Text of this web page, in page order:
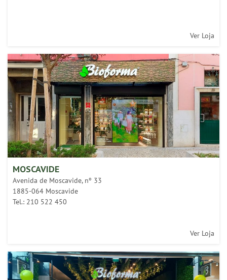
Ver Loja
MOSCAVIDE
Avenida de Moscavide, nº 33
1885-064 Moscavide
Tel.: 210 522 450
Ver Loja